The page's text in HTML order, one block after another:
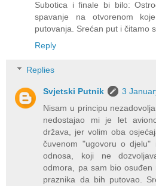
Subotica i finale bi bilo:
spavanje na otvorenom
putovanja. Srećan put i čitamo
Reply
Replies
Svjetski Putnik
3
Nisam u principu
nedostajao mi je let
država, jer volim oba
čuvenom "ugovoru o djelu"
odnosa, koji ne
odmora, pa sam bio osuđen
praznika da bih putovao.